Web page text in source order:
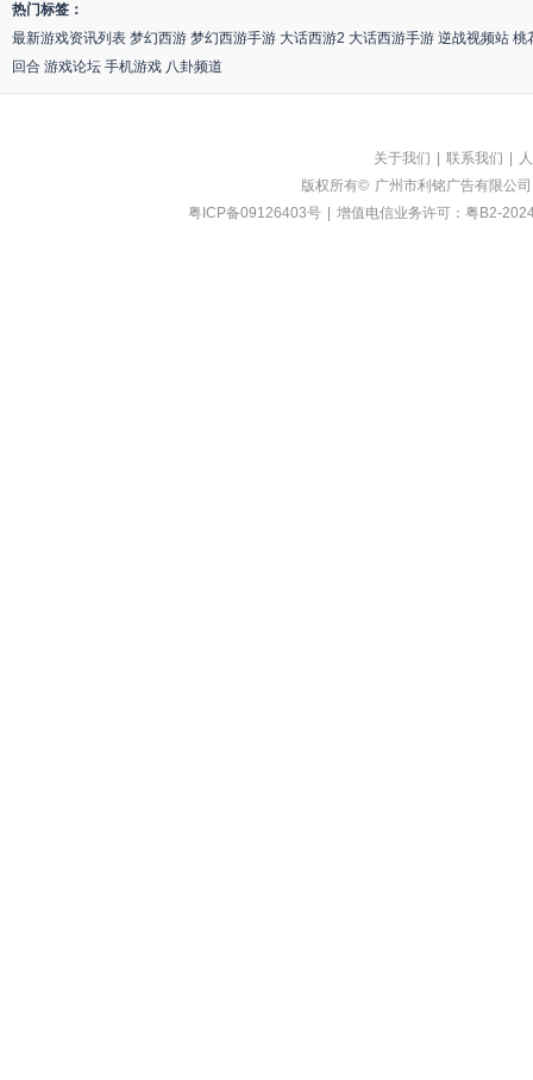
热门标签：
最新游戏资讯列表 梦幻西游 梦幻西游手游 大话西游2 大话西游手游 逆战视频站 桃
回合 游戏论坛 手机游戏 八卦频道
关于我们 联系我们
版权所有© 广州市利铭广告有限公司
粤ICP备09126403号
增值电信业务许可：粤B2-